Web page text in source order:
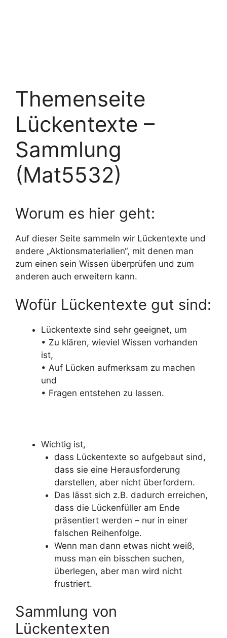
Themenseite
Lückentexte –
Sammlung
(Mat5532)
Worum es hier geht:
Auf dieser Seite sammeln wir Lückentexte und
andere „Aktionsmaterialien“, mit denen man
zum einen sein Wissen überprüfen und zum
anderen auch erweitern kann.
Wofür Lückentexte gut sind:
Lückentexte sind sehr geeignet, um
• Zu klären, wieviel Wissen vorhanden
ist,
• Auf Lücken aufmerksam zu machen
und
• Fragen entstehen zu lassen.
Wichtig ist,
dass Lückentexte so aufgebaut sind,
dass sie eine Herausforderung
darstellen, aber nicht überfordern.
Das lässt sich z.B. dadurch erreichen,
dass die Lückenfüller am Ende
präsentiert werden – nur in einer
falschen Reihenfolge.
Wenn man dann etwas nicht weiß,
muss man ein bisschen suchen,
überlegen, aber man wird nicht
frustriert.
Sammlung von
Lückentexten